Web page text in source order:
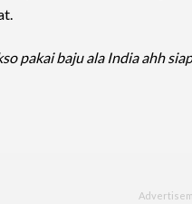
pakai baju ala India ahh